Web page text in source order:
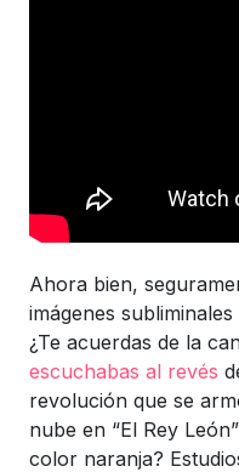
Ahora bien,
imágenes
¿Te acuerdas de la
escuchabas al revés
revolución que se
nube en “El Rey
color naranja?